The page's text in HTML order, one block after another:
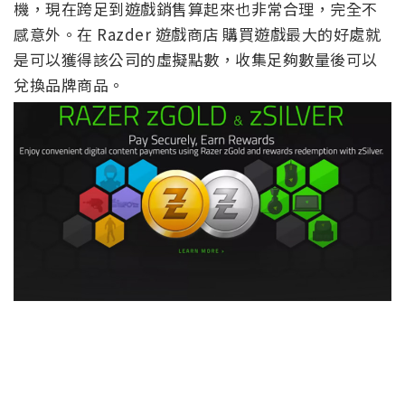
機，現在跨足到遊戲銷售算起來也非常合理，完全不
感意外。在 Razder 遊戲商店 購買遊戲最大的好處就
是可以獲得該公司的虛擬點數，收集足夠數量後可以
兌換品牌商品。